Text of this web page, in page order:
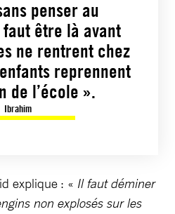
penser au
être là avant
ne rentrent chez
reprennent
de l’école ».
Ibrahim
explique : « Il faut déminer
non explosés sur les